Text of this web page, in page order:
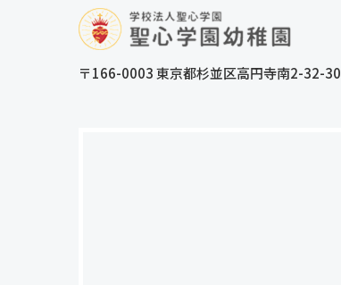
〒166-0003 東京都杉並区高円寺南2-32-30